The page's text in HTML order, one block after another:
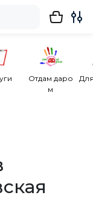
Отдам даро
м